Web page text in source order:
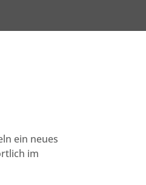
ein neues
im